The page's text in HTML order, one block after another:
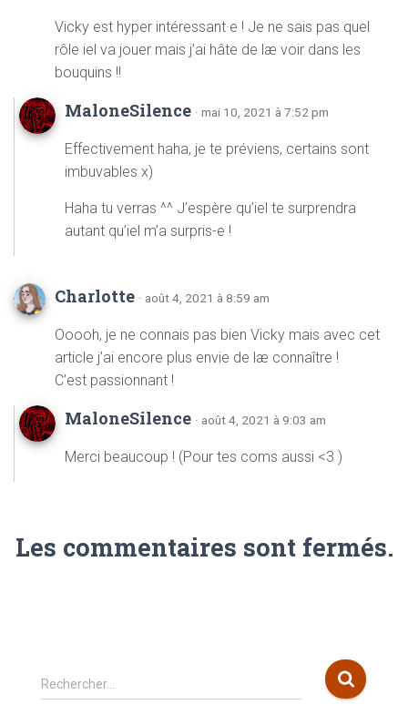
Vicky est hyper intéressant·e ! Je ne sais pas quel
rôle iel va jouer mais j’ai hâte de læ voir dans les
bouquins !!
MaloneSilence · mai 10, 2021 à 7:52 pm
Effectivement haha, je te préviens, certains sont
imbuvables x)
Haha tu verras ^^ J’espère qu’iel te surprendra
autant qu’iel m’a surpris-e !
Charlotte · août 4, 2021 à 8:59 am
Ooooh, je ne connais pas bien Vicky mais avec cet
article j’ai encore plus envie de læ connaître !
C’est passionnant !
MaloneSilence · août 4, 2021 à 9:03 am
Merci beaucoup ! (Pour tes coms aussi <3 )
Les commentaires sont fermés.
R
e
Rechercher…